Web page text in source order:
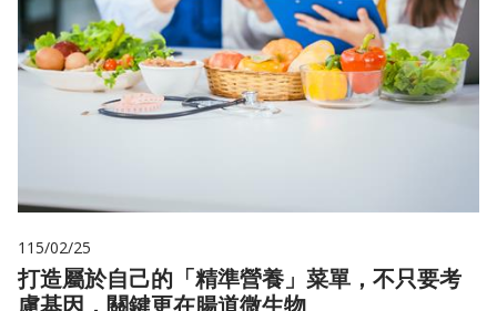
115/02/25
打造屬於自己的「精準營養」菜單，不只要考
慮基因，關鍵更在腸道微生物